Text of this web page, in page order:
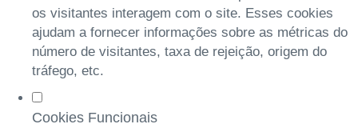
os visitantes interagem com o site. Esses cookies
ajudam a fornecer informações sobre as métricas do
número de visitantes, taxa de rejeição, origem do
tráfego, etc.
Cookies Funcionais